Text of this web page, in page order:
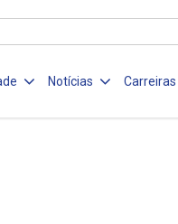
Notícias Carreiras